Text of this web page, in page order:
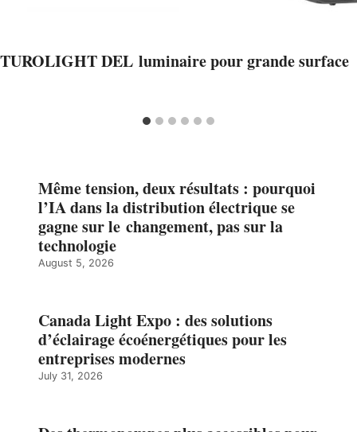
TUROLIGHT DEL luminaire pour grande surface
Même tension, deux résultats : pourquoi
l’IA dans la distribution électrique se
gagne sur le changement, pas sur la
technologie
August 5, 2026
Canada Light Expo : des solutions
d’éclairage écoénergétiques pour les
entreprises modernes
July 31, 2026